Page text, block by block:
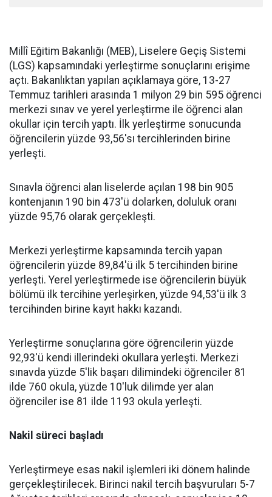
Millî Eğitim Bakanlığı (MEB), Liselere Geçiş Sistemi
(LGS) kapsamındaki yerleştirme sonuçlarını erişime
açtı. Bakanlıktan yapılan açıklamaya göre, 13-27
Temmuz tarihleri arasında 1 milyon 29 bin 595 öğrenci
merkezi sınav ve yerel yerleştirme ile öğrenci alan
okullar için tercih yaptı. İlk yerleştirme sonucunda
öğrencilerin yüzde 93,56'sı tercihlerinden birine
yerleşti.
Sınavla öğrenci alan liselerde açılan 198 bin 905
kontenjanın 190 bin 473'ü dolarken, doluluk oranı
yüzde 95,76 olarak gerçekleşti.
Merkezi yerleştirme kapsamında tercih yapan
öğrencilerin yüzde 89,84'ü ilk 5 tercihinden birine
yerleşti. Yerel yerleştirmede ise öğrencilerin büyük
bölümü ilk tercihine yerleşirken, yüzde 94,53'ü ilk 3
tercihinden birine kayıt hakkı kazandı.
Yerleştirme sonuçlarına göre öğrencilerin yüzde
92,93'ü kendi illerindeki okullara yerleşti. Merkezi
sınavda yüzde 5'lik başarı dilimindeki öğrenciler 81
ilde 760 okula, yüzde 10'luk dilimde yer alan
öğrenciler ise 81 ilde 1193 okula yerleşti.
Nakil süreci başladı
Yerleştirmeye esas nakil işlemleri iki dönem halinde
gerçekleştirilecek. Birinci nakil tercih başvuruları 5-7